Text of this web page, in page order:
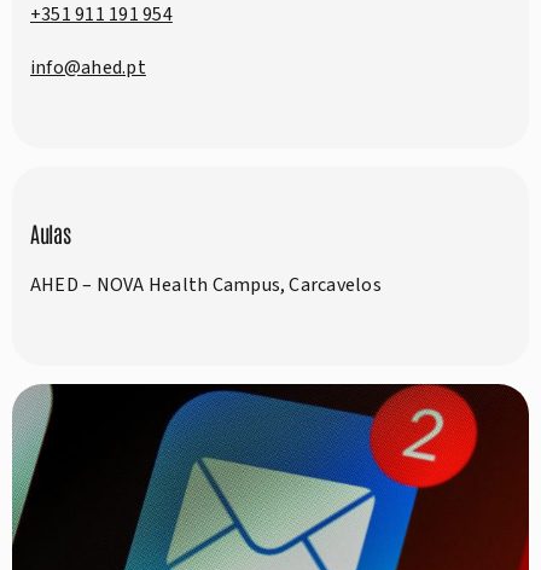
+351 911 191 954
info@ahed.pt
Aulas
AHED – NOVA Health Campus, Carcavelos